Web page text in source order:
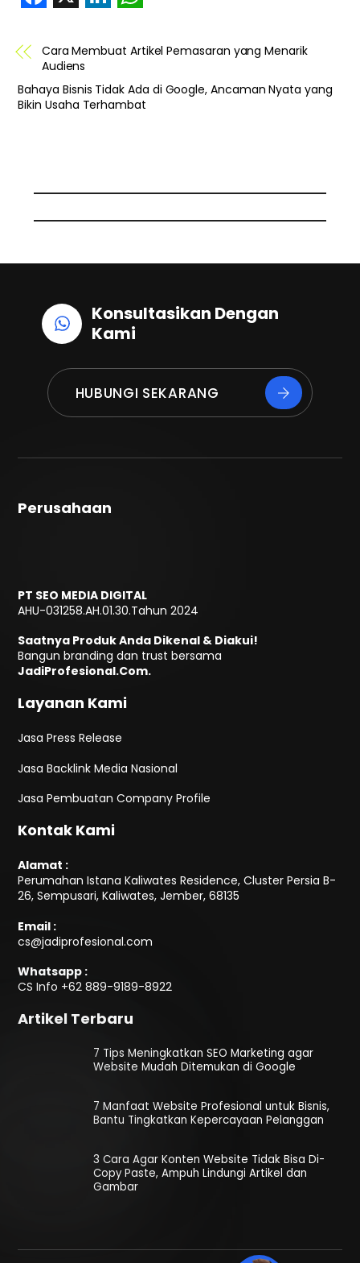
F
a
e
k
X L
i
k
n
W
h
t
p
Cara Membuat Artikel Pemasaran yang Menarik
Audiens
Bahaya Bisnis Tidak Ada di Google, Ancaman Nyata yang
Bikin Usaha Terhambat
Konsultasikan Dengan
Kami
HUBUNGI SEKARANG
Perusahaan
PT SEO MEDIA DIGITAL
AHU-031258.AH.01.30.Tahun 2024
Saatnya Produk Anda Dikenal & Diakui!
Bangun branding dan trust bersama
JadiProfesional.Com.
Layanan Kami
Jasa Press Release
Jasa Backlink Media Nasional
Jasa Pembuatan Company Profile
Kontak Kami
Alamat :
Perumahan Istana Kaliwates Residence, Cluster Persia B-
26, Sempusari, Kaliwates, Jember, 68135
Email :
cs@jadiprofesional.com
Whatsapp :
CS Info +62 889-9189-8922
Artikel Terbaru
7 Tips Meningkatkan SEO Marketing agar
Website Mudah Ditemukan di Google
7 Manfaat Website Profesional untuk Bisnis,
Bantu Tingkatkan Kepercayaan Pelanggan
3 Cara Agar Konten Website Tidak Bisa Di-
Copy Paste, Ampuh Lindungi Artikel dan
Gambar